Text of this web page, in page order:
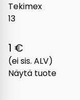
Tekimex
13
1 €
(ei sis. ALV)
Näytä tuote